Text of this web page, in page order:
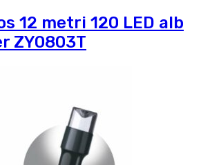
12 metri 120 LED alb
ZY0803T